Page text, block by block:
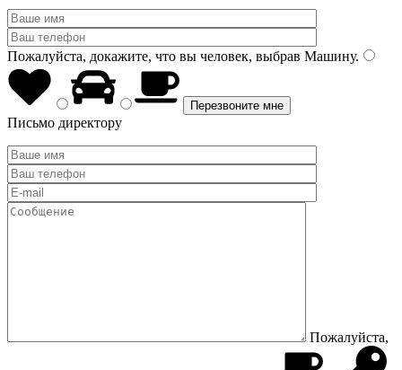
Пожалуйста, докажите, что вы человек, выбрав Машину.
Письмо директору
Пожалуйста,